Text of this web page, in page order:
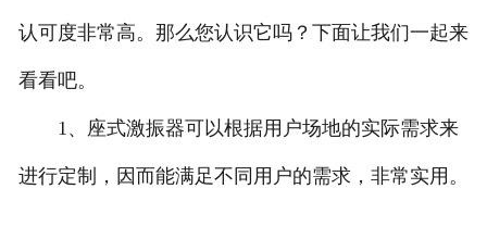
认可度非常高。那么您认识它吗？下面让我们一起来
看看吧。
1、座式激振器可以根据用户场地的实际需求来
进行定制，因而能满足不同用户的需求，非常实用。